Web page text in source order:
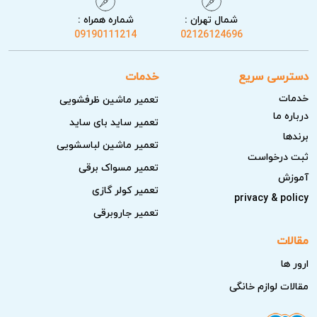
رفع مشکل گرم نکردن دستگاه
تعمیر سیستم کنترل و نمایشگر
تعمیر برد مایکروویو
رفع مشکل جرقه زدن داخل محفظه
تعمیر موتور گردان و سینی چرخان
رفع مشکلات مربوط به درب و قفل ایمنی
بررسی و تعمیر سیستم مگنترون
سرویس و بررسی عملکرد کلی دستگاه
نکته:
تعمیر تخصصی ساده برطرف می‌شوند و بی‌توجهی به آن‌ها
شمال تهران :
02126124696
شماره همراه :
09190111214
دسترسی سریع
خدمات
درباره ما
برندها
ثبت درخواست
آموزش
privacy & policy
خدمات
تعمیر ماشین ظرفشویی
تعمیر ساید بای ساید
تعمیر ماشین لباسشویی
تعمیر مسواک برقی
تعمیر کولر گازی
تعمیر جاروبرقی
مقالات
ارور ها
مقالات لوازم خانگی